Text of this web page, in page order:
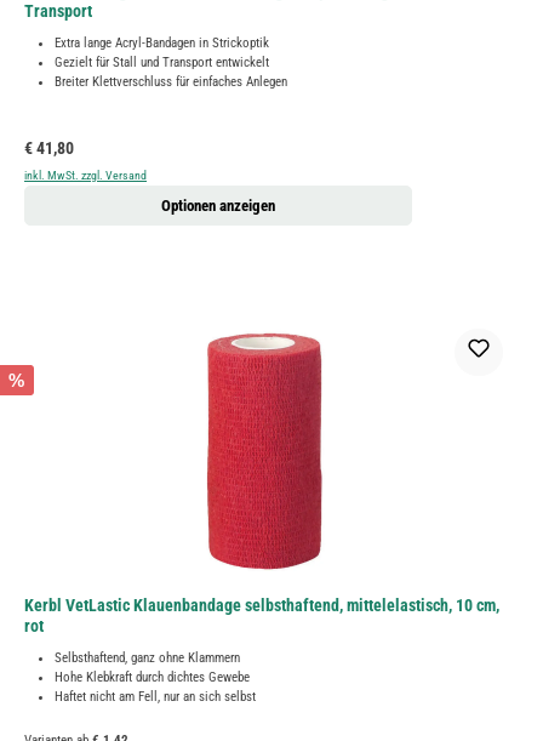
Transport
Extra lange Acryl-Bandagen in Strickoptik
Gezielt für Stall und Transport entwickelt
Breiter Klettverschluss für einfaches Anlegen
Regulärer Preis:
€ 41,80
inkl. MwSt. zzgl. Versand
Optionen anzeigen
%
Kerbl VetLastic Klauenbandage selbsthaftend, mittelelastisch, 10 cm,
rot
Selbsthaftend, ganz ohne Klammern
Hohe Klebkraft durch dichtes Gewebe
Haftet nicht am Fell, nur an sich selbst